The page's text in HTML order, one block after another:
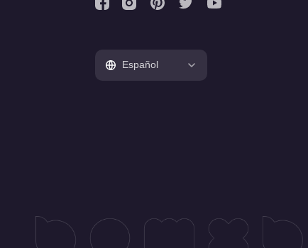
Español